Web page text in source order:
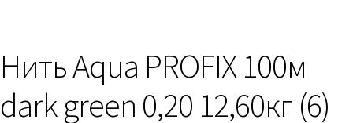
Нить Aqua PROFIX 100м
dark green 0,20 12,60кг (6)